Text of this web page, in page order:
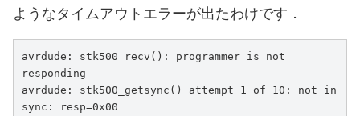
ようなタイムアウトエラーが出たわけです．
avrdude: stk500_recv(): programmer is not
responding
avrdude: stk500_getsync() attempt 1 of 10: not in
sync: resp=0x00